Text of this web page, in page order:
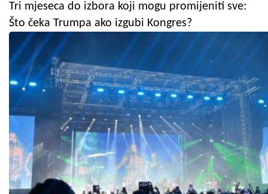
Tri mjeseca do izbora koji mogu promijeniti sve:
Što čeka Trumpa ako izgubi Kongres?